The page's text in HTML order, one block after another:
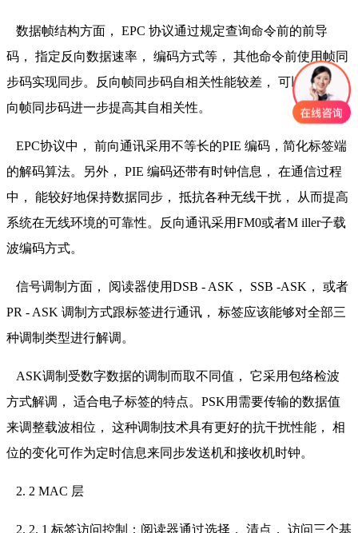
数据帧结构方面， EPC 协议通过规定查询命令前的前导
码， 指定反向数据速率， 编码方式等， 其他命令前使用帧同
步码实现同步。反向帧同步码自相关性能较差， 可以修改反
向帧同步码进一步提高其自相关性。
EPC协议中， 前向通讯采用不等长的PIE 编码，简化标签端
的解码算法。另外， PIE 编码还带有时钟信息， 在通信过程
中， 能较好地保持数据同步， 抵抗各种无线干扰， 从而提高
系统在无线环境的可靠性。反向通讯采用FM0或者M iller子载
波编码方式。
信号调制方面， 阅读器使用DSB - ASK， SSB -ASK， 或者
PR - ASK 调制方式跟标签进行通讯， 标签应该能够对全部三
种调制类型进行解调。
ASK调制受数字数据的调制而取不同值， 它采用包络检波
方式解调， 适合电子标签的特点。PSK用需要传输的数据值
来调整载波相位， 这种调制技术具有更好的抗干扰性能， 相
位的变化可作为定时信息来同步发送机和接收机时钟。
2. 2 MAC 层
2. 2. 1 标签访问控制：阅读器通过选择， 清点， 访问三个基